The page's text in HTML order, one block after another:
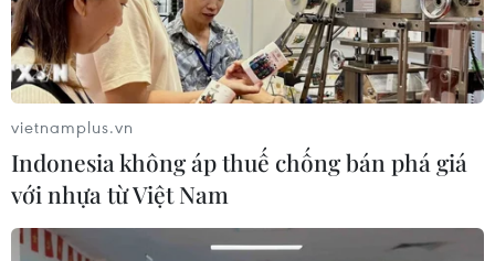
hiện 131kg ma túy đá.
vietnamplus.vn
Indonesia không áp thuế chống bán phá giá
với nhựa từ Việt Nam